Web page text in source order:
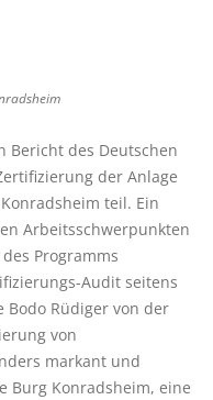
Bericht des Deutschen
der Anlage
teil. Ein
Arbeitsschwerpunkten
Programms
Audit seitens
Bodo Rüdiger von der
von
markant und
Burg Konradsheim, eine